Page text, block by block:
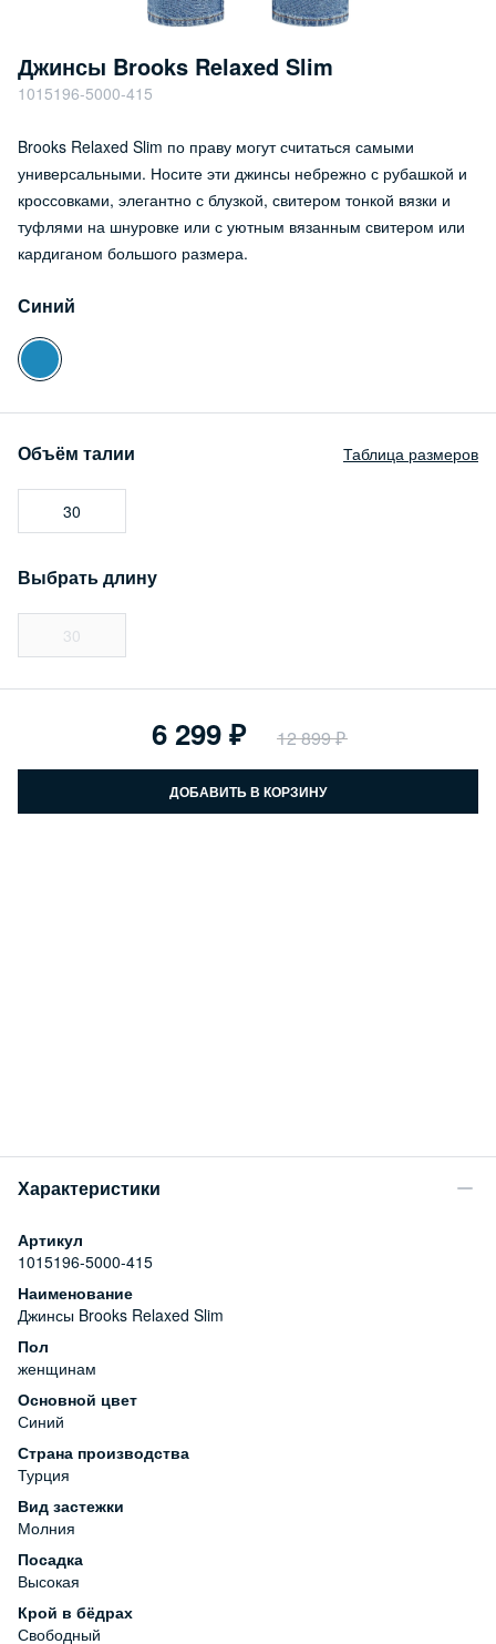
Джинсы Brooks Relaxed Slim
1015196-5000-415
Brooks Relaxed Slim по праву могут считаться самыми
универсальными. Носите эти джинсы небрежно с рубашкой и
кроссовками, элегантно с блузкой, свитером тонкой вязки и
туфлями на шнуровке или с уютным вязанным свитером или
кардиганом большого размера.
Синий
Объём талии Таблица размеров
30
Выбрать длину
30
ДОБАВИТЬ В КОРЗИНУ
6 299 12 899
Характеристики
Артикул
1015196-5000-415
Наименование
Джинсы Brooks Relaxed Slim
Пол
женщинам
Основной цвет
Синий
Страна производства
Турция
Вид застежки
Молния
Посадка
Высокая
Крой в бёдрах
Свободный